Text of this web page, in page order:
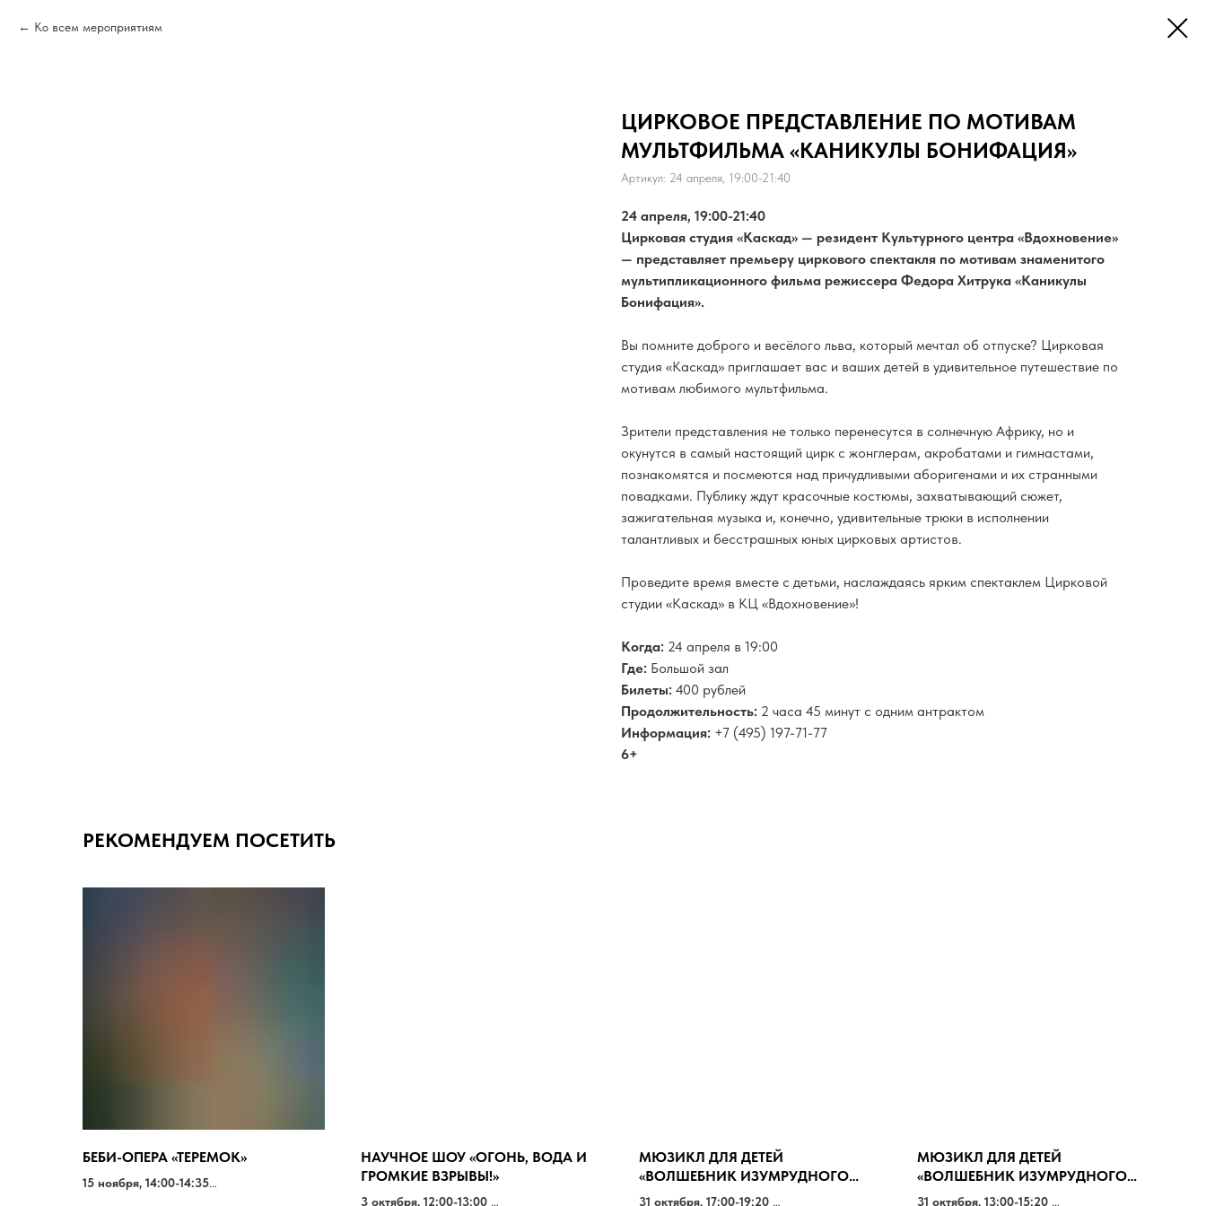
Ко всем мероприятиям
ЦИРКОВОЕ ПРЕДСТАВЛЕНИЕ ПО МОТИВАМ
МУЛЬТФИЛЬМА «КАНИКУЛЫ БОНИФАЦИЯ»
Артикул: 24 апреля, 19:00-21:40
24 апреля, 19:00-21:40
Цирковая студия «Каскад» — резидент Культурного центра «Вдохновение»
— представляет премьеру циркового спектакля по мотивам знаменитого
мультипликационного фильма режиссера Федора Хитрука «Каникулы
Бонифация».
Вы помните доброго и весёлого льва, который мечтал об отпуске? Цирковая
студия «Каскад» приглашает вас и ваших детей в удивительное путешествие по
мотивам любимого мультфильма.
Зрители представления не только перенесутся в солнечную Африку, но и
окунутся в самый настоящий цирк с жонглерам, акробатами и гимнастами,
познакомятся и посмеются над причудливыми аборигенами и их странными
повадками. Публику ждут красочные костюмы, захватывающий сюжет,
зажигательная музыка и, конечно, удивительные трюки в исполнении
талантливых и бесстрашных юных цирковых артистов.
Проведите время вместе с детьми, наслаждаясь ярким спектаклем Цирковой
студии «Каскад» в КЦ «Вдохновение»!
Когда: 24 апреля в 19:00
Где: Большой зал
Билеты: 400 рублей
Продолжительность: 2 часа 45 минут с одним антрактом
Информация: +7 (495) 197-71-77
6+
РЕКОМЕНДУЕМ ПОСЕТИТЬ
БЕБИ-ОПЕРА «ТЕРЕМОК»
15 ноября, 14:00-14:35
НАУЧНОЕ ШОУ «ОГОНЬ, ВОДА И
ГРОМКИЕ ВЗРЫВЫ!»
3 октября, 12:00-13:00
МЮЗИКЛ ДЛЯ ДЕТЕЙ
«ВОЛШЕБНИК ИЗУМРУДНОГО
ГОРОДА»
31 октября, 17:00-19:20
МЮЗИКЛ ДЛЯ ДЕТЕЙ
«ВОЛШЕБНИК ИЗУМРУДНОГО
ГОРОДА»
31 октября, 13:00-15:20